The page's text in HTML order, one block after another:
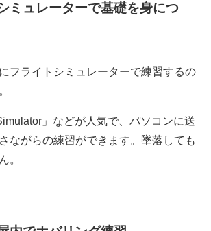
ミュレーターで基礎を身につ
フライトシミュレーターで練習するの
」などが人気で、パソコンに送
ながらの練習ができます。墜落しても
。